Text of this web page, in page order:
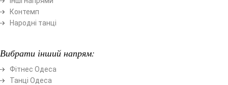
Контемп
Народні танці
Вибрати інший напрям:
Фітнес Одеса
Танці Одеса